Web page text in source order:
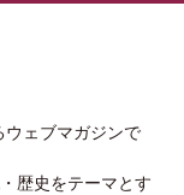
ウェブマガジンで
歴史をテーマとす